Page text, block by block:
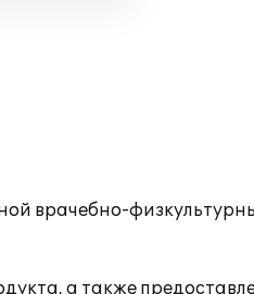
врачебно-
а также